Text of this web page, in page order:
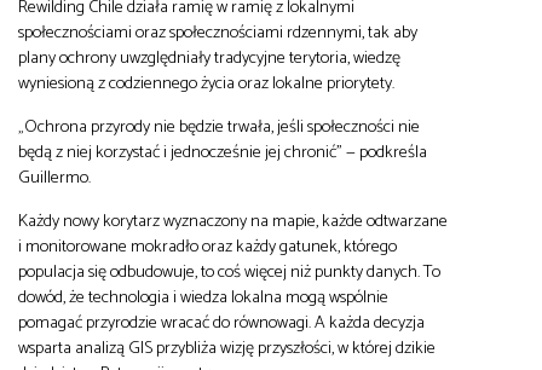
Rewilding Chile działa ramię w ramię z lokalnymi
społecznościami oraz społecznościami rdzennymi, tak aby
plany ochrony uwzględniały tradycyjne terytoria, wiedzę
wyniesioną z codziennego życia oraz lokalne priorytety.
„Ochrona przyrody nie będzie trwała, jeśli społeczności nie
będą z niej korzystać i jednocześnie jej chronić” — podkreśla
Guillermo.
Każdy nowy korytarz wyznaczony na mapie, każde odtwarzane
i monitorowane mokradło oraz każdy gatunek, którego
populacja się odbudowuje, to coś więcej niż punkty danych. To
dowód, że technologia i wiedza lokalna mogą wspólnie
pomagać przyrodzie wracać do równowagi. A każda decyzja
wsparta analizą GIS przybliża wizję przyszłości, w której dzikie